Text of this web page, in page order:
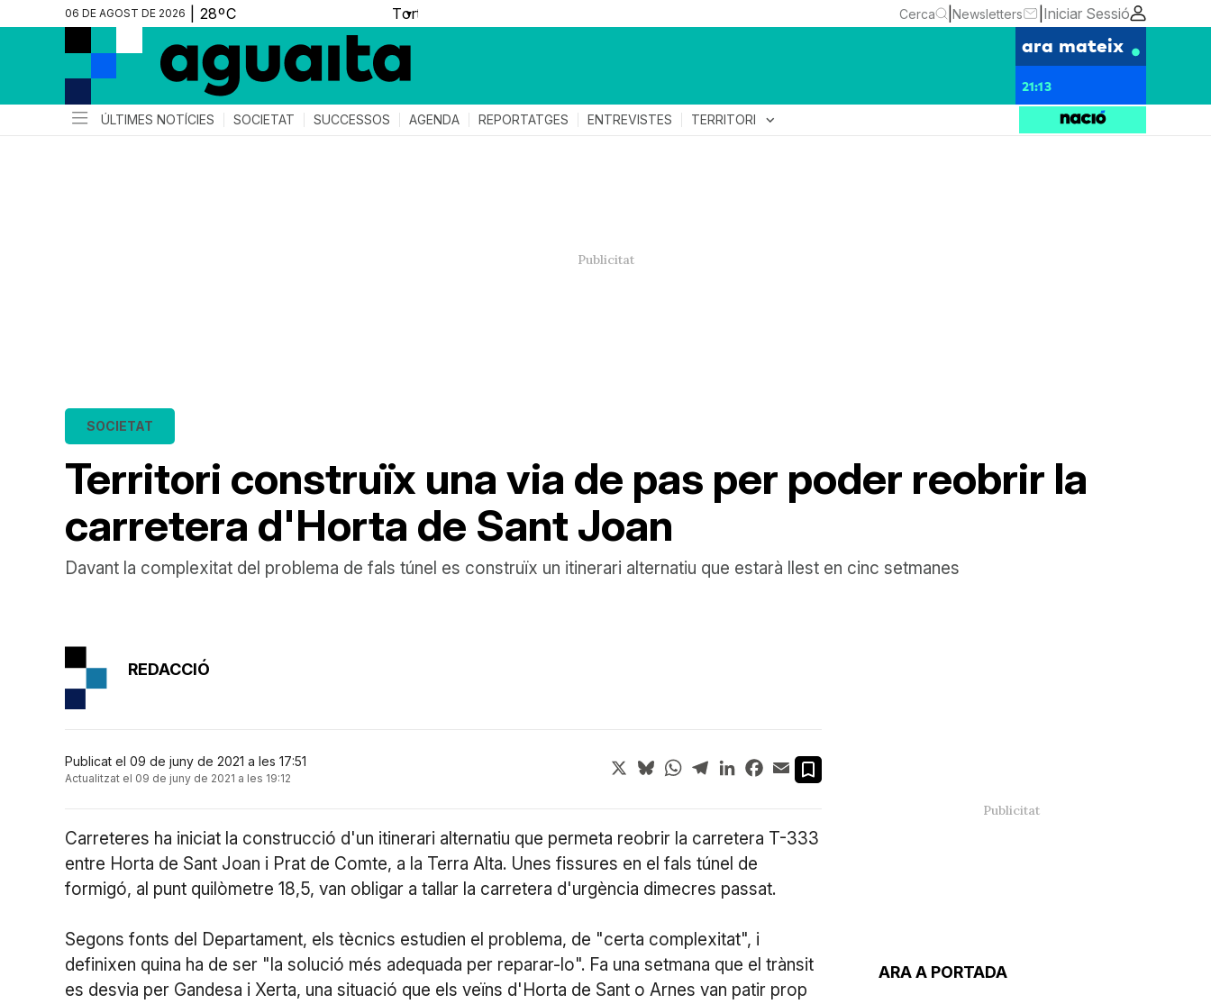
06 DE AGOST DE 2026 ▼ Cerca Newsletters Iniciar Sessió
ara mateix
21:13
ÚLTIMES NOTÍCIES SOCIETAT SUCCESSOS AGENDA REPORTATGES ENTREVISTES TERRITORI expand_more
Territori construïx una via de pas per poder reobrir la
carretera d'Horta de Sant Joan
SOCIETAT
Davant la complexitat del problema de fals túnel es construïx un itinerari alternatiu que estarà llest en cinc setmanes
ARA A PORTADA
REDACCIÓ
Publicat el 09 de juny de 2021 a les 17:51
Actualitzat el 09 de juny de 2021 a les 19:12
X BlueskyWhatsApp
TelegramLinkedInFacebook
Email
Carreteres ha iniciat la construcció d'un itinerari alternatiu que permeta reobrir la carretera T-333
entre Horta de Sant Joan i Prat de Comte, a la Terra Alta. Unes fissures en el fals túnel de
formigó, al punt quilòmetre 18,5, van obligar a tallar la carretera d'urgència dimecres passat.
Segons fonts del Departament, els tècnics estudien el problema, de "certa complexitat", i
definixen quina ha de ser "la solució més adequada per reparar-lo". Fa una setmana que el trànsit
es desvia per Gandesa i Xerta, una situació que els veïns d'Horta de Sant o Arnes van patir prop